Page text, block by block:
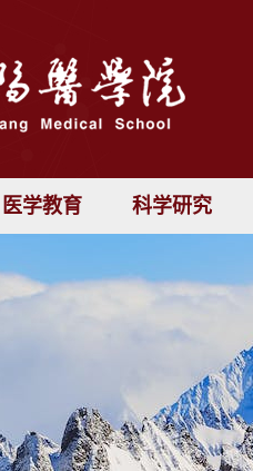
医学教育 科学研究